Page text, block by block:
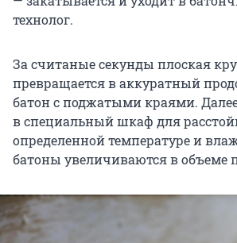
технолог.
За считаные секунды плоская
превращается в аккуратный
батон с поджатыми краями.
в специальный шкаф для
определенной температуре и
батоны увеличиваются в объеме